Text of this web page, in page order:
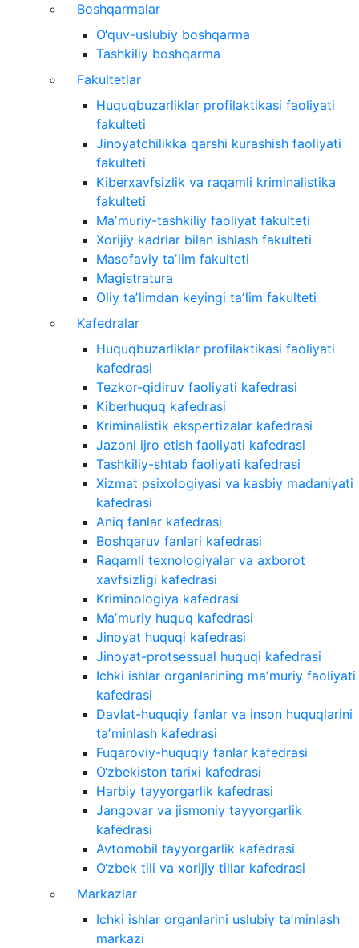
Boshqarmalar
O‘quv-uslubiy boshqarma
Tashkiliy boshqarma
Fakultetlar
Huquqbuzarliklar profilaktikasi faoliyati
fakulteti
Jinoyatchilikka qarshi kurashish faoliyati
fakulteti
Kiberxavfsizlik va raqamli kriminalistika
fakulteti
Maʼmuriy-tashkiliy faoliyat fakulteti
Xorijiy kadrlar bilan ishlash fakulteti
Masofaviy taʼlim fakulteti
Magistratura
Oliy taʼlimdan keyingi taʼlim fakulteti
Kafedralar
Huquqbuzarliklar profilaktikasi faoliyati
kafedrasi
Tezkor-qidiruv faoliyati kafedrasi
Kiberhuquq kafedrasi
Kriminalistik ekspertizalar kafedrasi
Jazoni ijro etish faoliyati kafedrasi
Tashkiliy-shtab faoliyati kafedrasi
Xizmat psixologiyasi va kasbiy madaniyati
kafedrasi
Aniq fanlar kafedrasi
Boshqaruv fanlari kafedrasi
Raqamli texnologiyalar va axborot
xavfsizligi kafedrasi
Kriminologiya kafedrasi
Maʼmuriy huquq kafedrasi
Jinoyat huquqi kafedrasi
Jinoyat-protsessual huquqi kafedrasi
Ichki ishlar organlarining maʼmuriy faoliyati
kafedrasi
Davlat-huquqiy fanlar va inson huquqlarini
taʼminlash kafedrasi
Fuqaroviy-huquqiy fanlar kafedrasi
O‘zbekiston tarixi kafedrasi
Harbiy tayyorgarlik kafedrasi
Jangovar va jismoniy tayyorgarlik
kafedrasi
Avtomobil tayyorgarlik kafedrasi
O‘zbek tili va xorijiy tillar kafedrasi
Markazlar
Ichki ishlar organlarini uslubiy taʼminlash
markazi